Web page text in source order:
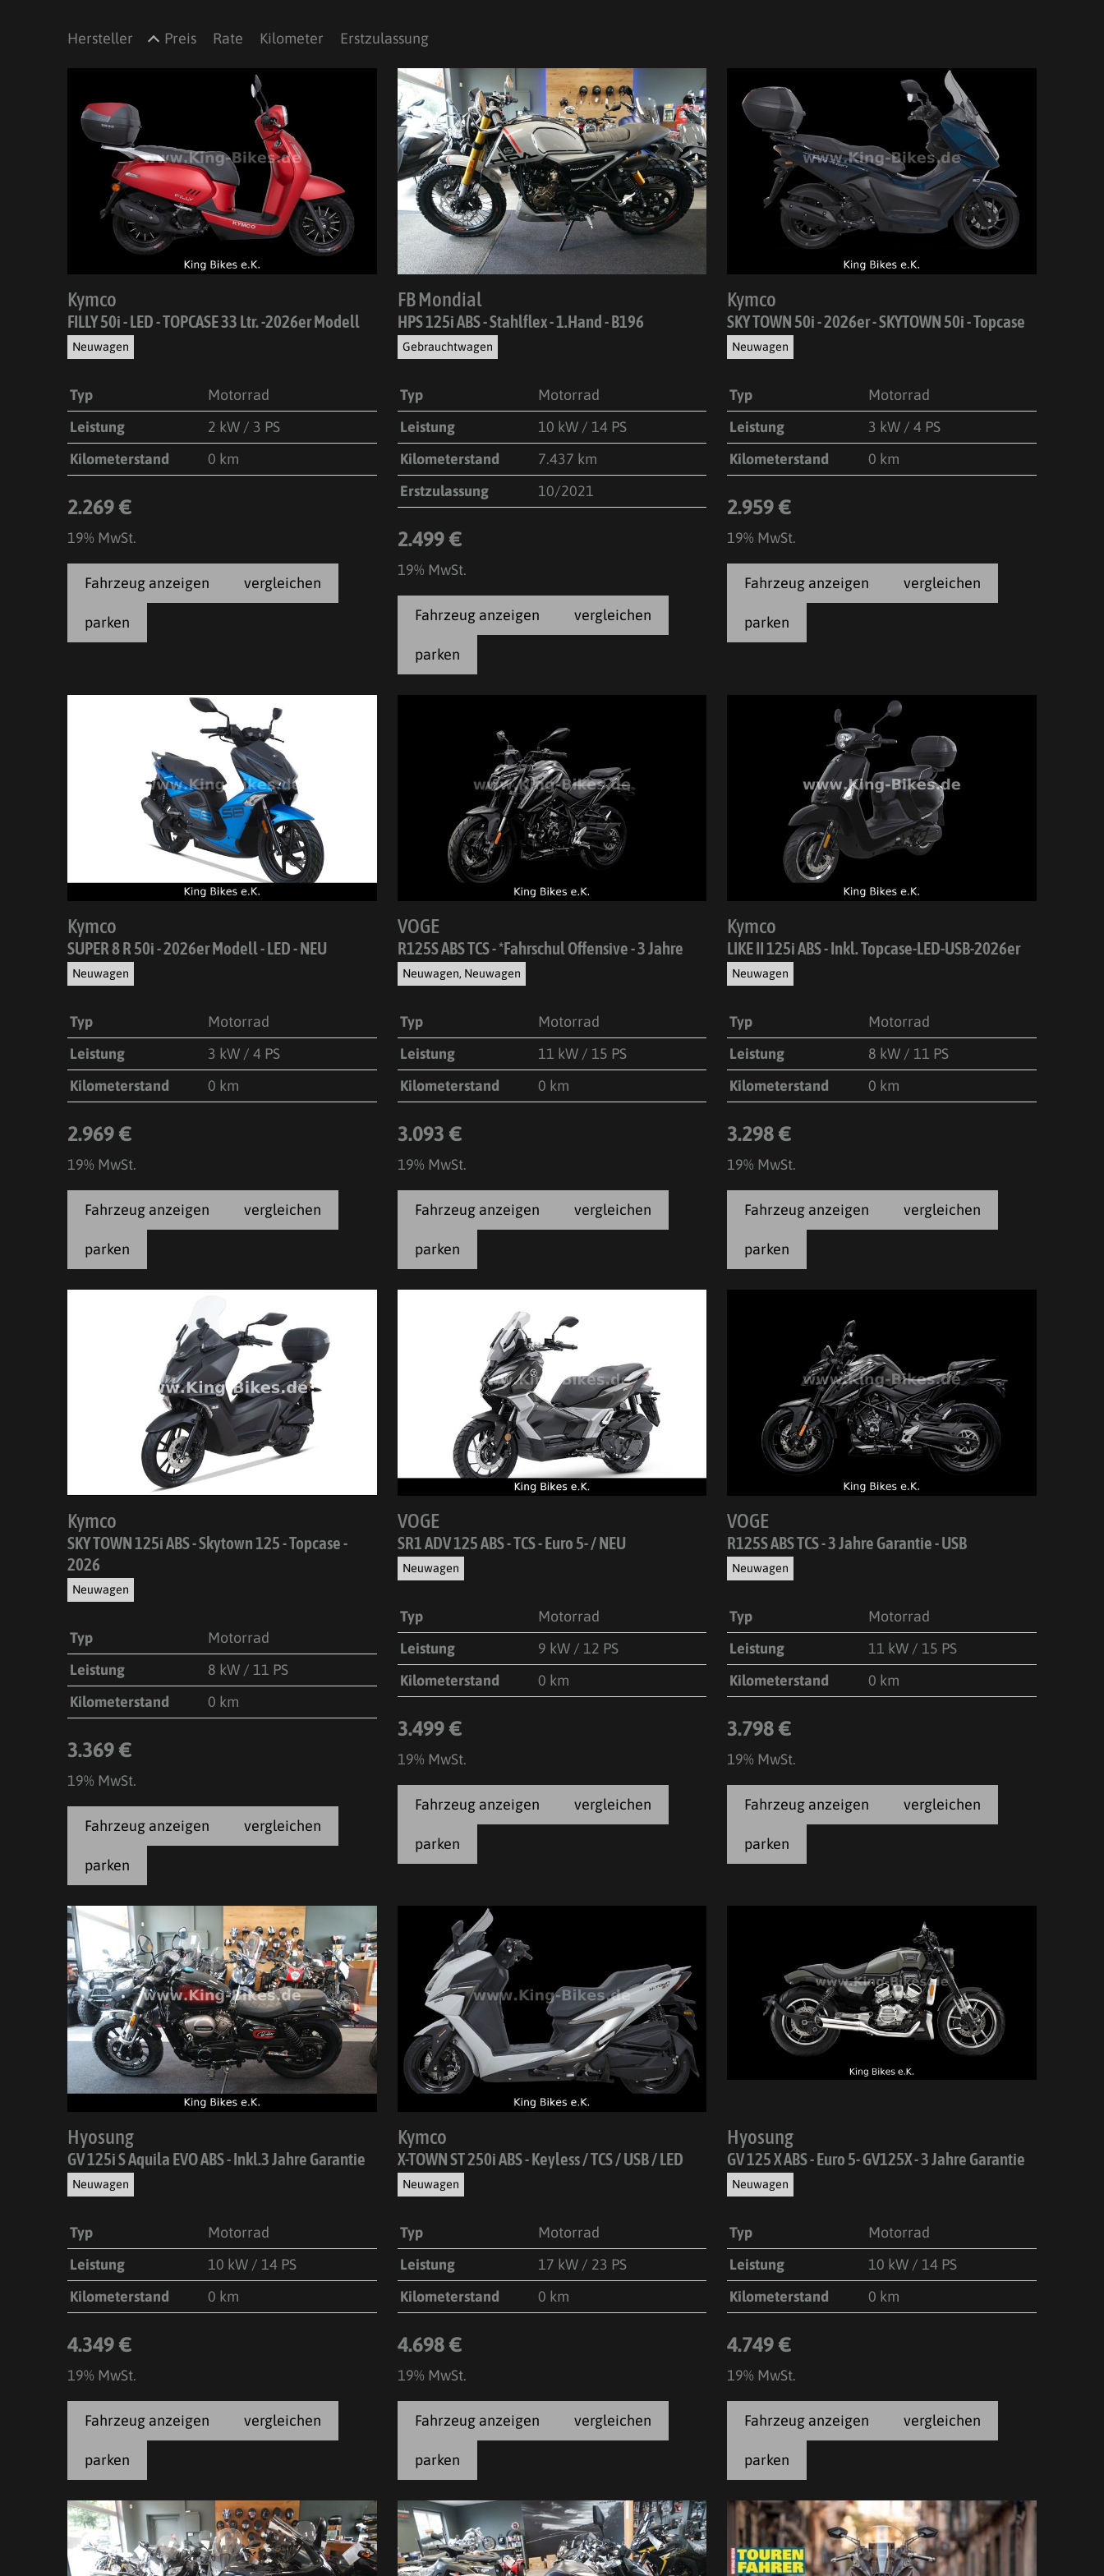
Hersteller Preis Rate Kilometer Erstzulassung
Kymco
FILLY 50i - LED - TOPCASE 33 Ltr. -2026er Modell
Neuwagen
Typ
Motorrad
Leistung
2 kW / 3 PS
Kilometerstand
0 km
2.269 €
19% MwSt.
Fahrzeug anzeigen vergleichen
parken
FB Mondial
HPS 125i ABS - Stahlflex - 1.Hand - B196
Gebrauchtwagen
Typ
Motorrad
Leistung
10 kW / 14 PS
Kilometerstand
7.437 km
Erstzulassung
10/2021
2.499 €
19% MwSt.
Fahrzeug anzeigen vergleichen
parken
Kymco
SKY TOWN 50i - 2026er - SKYTOWN 50i - Topcase
Neuwagen
Typ
Motorrad
Leistung
3 kW / 4 PS
Kilometerstand
0 km
2.959 €
19% MwSt.
Fahrzeug anzeigen vergleichen
parken
Kymco
SUPER 8 R 50i - 2026er Modell - LED - NEU
Neuwagen
Typ
Motorrad
Leistung
3 kW / 4 PS
Kilometerstand
0 km
2.969 €
19% MwSt.
Fahrzeug anzeigen vergleichen
parken
VOGE
R125S ABS TCS - *Fahrschul Offensive - 3 Jahre
Neuwagen, Neuwagen
Typ
Motorrad
Leistung
11 kW / 15 PS
Kilometerstand
0 km
3.093 €
19% MwSt.
Fahrzeug anzeigen vergleichen
parken
Kymco
LIKE II 125i ABS - Inkl. Topcase-LED-USB-2026er
Neuwagen
Typ
Motorrad
Leistung
8 kW / 11 PS
Kilometerstand
0 km
3.298 €
19% MwSt.
Fahrzeug anzeigen vergleichen
parken
Kymco
SKY TOWN 125i ABS - Skytown 125 - Topcase -
2026
Neuwagen
Typ
Motorrad
Leistung
8 kW / 11 PS
Kilometerstand
0 km
3.369 €
19% MwSt.
Fahrzeug anzeigen vergleichen
parken
VOGE
SR1 ADV 125 ABS - TCS - Euro 5- / NEU
Neuwagen
Typ
Motorrad
Leistung
9 kW / 12 PS
Kilometerstand
0 km
3.499 €
19% MwSt.
Fahrzeug anzeigen vergleichen
parken
VOGE
R125S ABS TCS - 3 Jahre Garantie - USB
Neuwagen
Typ
Motorrad
Leistung
11 kW / 15 PS
Kilometerstand
0 km
3.798 €
19% MwSt.
Fahrzeug anzeigen vergleichen
parken
Hyosung
GV 125i S Aquila EVO ABS - Inkl.3 Jahre Garantie
Neuwagen
Typ
Motorrad
Leistung
10 kW / 14 PS
Kilometerstand
0 km
4.349 €
19% MwSt.
Fahrzeug anzeigen vergleichen
parken
Kymco
X-TOWN ST 250i ABS - Keyless / TCS / USB / LED
Neuwagen
Typ
Motorrad
Leistung
17 kW / 23 PS
Kilometerstand
0 km
4.698 €
19% MwSt.
Fahrzeug anzeigen vergleichen
parken
Hyosung
GV 125 X ABS - Euro 5- GV125X - 3 Jahre Garantie
Neuwagen
Typ
Motorrad
Leistung
10 kW / 14 PS
Kilometerstand
0 km
4.749 €
19% MwSt.
Fahrzeug anzeigen vergleichen
parken